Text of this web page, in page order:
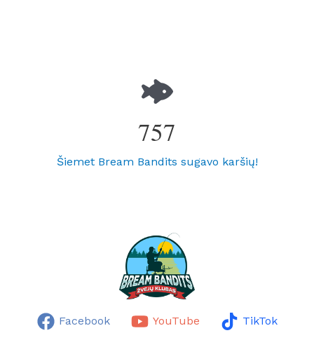
757
Šiemet Bream Bandits sugavo karšių!
Facebook YouTube TikTok